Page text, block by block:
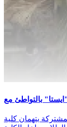
يتهمان كلية